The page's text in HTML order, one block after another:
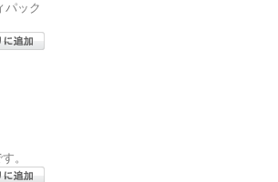
パック
。